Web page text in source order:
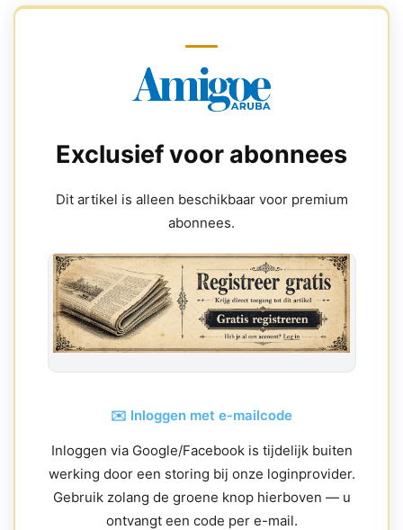
Exclusief voor abonnees
Dit artikel is alleen beschikbaar voor premium
abonnees.
✉️ Inloggen met e-mailcode
Inloggen via Google/Facebook is tijdelijk buiten
werking door een storing bij onze loginprovider.
Gebruik zolang de groene knop hierboven — u
ontvangt een code per e-mail.